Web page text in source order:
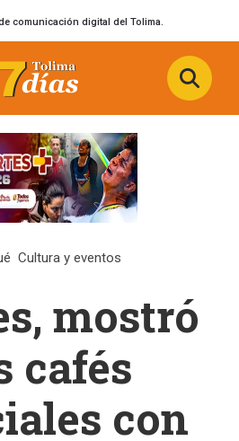
comunicación digital del Tolima.
Cultura y eventos
mostró
cafés
con